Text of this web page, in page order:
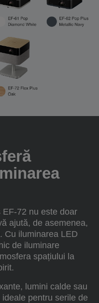
72 nu este doar
ajută, de asemenea,
Cu iluminarea LED
de iluminare
spațiului la
lumini calde sau
pentru serile de